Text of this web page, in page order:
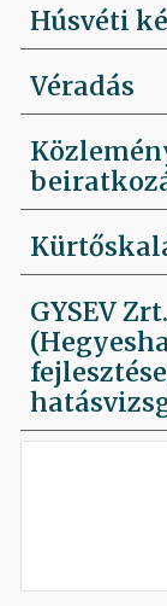
Húsvéti
Véradás
GYSEV